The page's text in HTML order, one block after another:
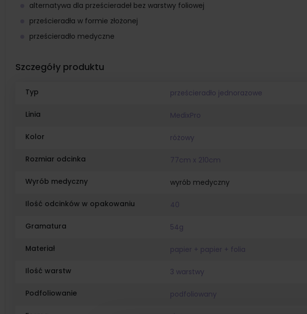
alternatywa dla prześcieradeł bez warstwy foliowej
prześcieradła w formie złożonej
prześcieradło medyczne
Szczegóły produktu
Typ prześcieradło jednorazowe
Linia MedixPro
Kolor różowy
Rozmiar odcinka 77cm x 210cm
Wyrób medyczny wyrób medyczny
Ilość odcinków w opakowaniu 40
Gramatura 54g
Materiał papier + papier + folia
Ilość warstw 3 warstwy
Podfoliowanie podfoliowany